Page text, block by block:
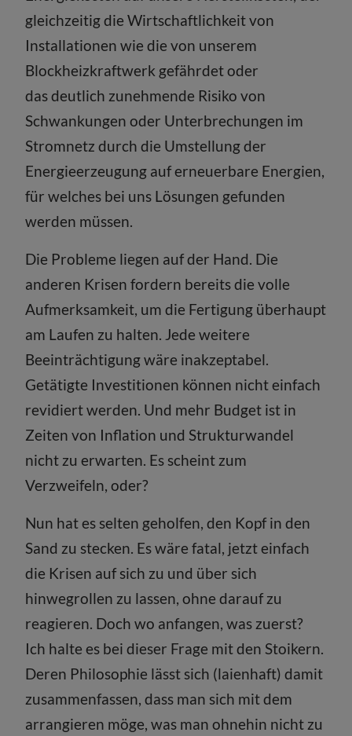
gleichzeitig die Wirtschaftlichkeit von
Installationen wie die von unserem
Blockheizkraftwerk gefährdet oder
das deutlich zunehmende Risiko von
Schwankungen oder Unterbrechungen im
Stromnetz durch die Umstellung der
Energieerzeugung auf erneuerbare Energien,
für welches bei uns Lösungen gefunden
werden müssen.
Die Probleme liegen auf der Hand. Die
anderen Krisen fordern bereits die volle
Aufmerksamkeit, um die Fertigung überhaupt
am Laufen zu halten. Jede weitere
Beeinträchtigung wäre inakzeptabel.
Getätigte Investitionen können nicht einfach
revidiert werden. Und mehr Budget ist in
Zeiten von Inflation und Strukturwandel
nicht zu erwarten. Es scheint zum
Verzweifeln, oder?
Nun hat es selten geholfen, den Kopf in den
Sand zu stecken. Es wäre fatal, jetzt einfach
die Krisen auf sich zu und über sich
hinwegrollen zu lassen, ohne darauf zu
reagieren. Doch wo anfangen, was zuerst?
Ich halte es bei dieser Frage mit den Stoikern.
Deren Philosophie lässt sich (laienhaft) damit
zusammenfassen, dass man sich mit dem
arrangieren möge, was man ohnehin nicht zu